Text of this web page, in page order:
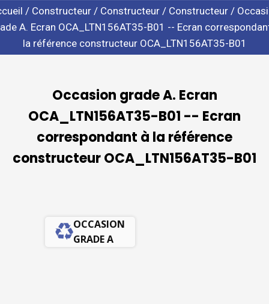
/ Constructeur/ Constructeur/ Constructeur/
A. Ecran OCA_LTN156AT35-B01 -- Ecran
la référence constructeur OCA_LTN156AT35-B01
Occasion grade A. Ecran
OCA_LTN156AT35-B01 -- Ecran
correspondant à la référence
constructeur OCA_LTN156AT35-B01
OCCASION
GRADE A